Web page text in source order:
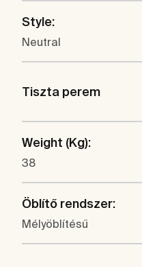
Style:
Neutral
Tiszta perem
Weight (Kg):
38
Öblítő rendszer:
Mélyöblítésű